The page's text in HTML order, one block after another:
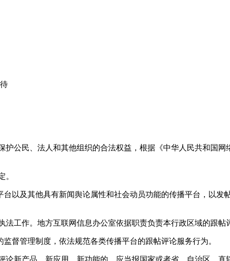
公民、法人和其他组织的合法权益，根据《中华人民共和国
。
以及其他具有新闻舆论属性和社会动员功能的传播平台，以发
工作。地方互联网信息办公室依据职责负责本行政区域的跟帖
督管理制度，依法规范各类传播平台的跟帖评论服务行为。
新产品、新应用、新功能的，应当报国家或者省、自治区、直